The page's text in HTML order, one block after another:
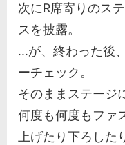
次にR席寄りのス
スを披露。
...が、終わった後
ーチェック。
そのままステージ
何度も何度もファ
上げたり下ろした